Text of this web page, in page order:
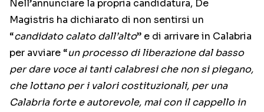
Nell’annunciare la propria candidatura, De
Magistris ha dichiarato di non sentirsi un
“candidato calato dall’alto” e di arrivare in Calabria
per avviare “un processo di liberazione dal basso
per dare voce ai tanti calabresi che non si piegano,
che lottano per i valori costituzionali, per una
Calabria forte e autorevole, mai con il cappello in